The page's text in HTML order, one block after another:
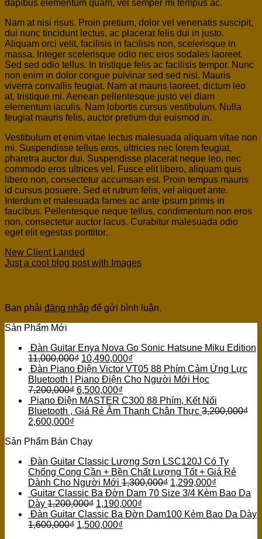
dapibus elementum quam, vel semper mi tempus ac.
Nam at nisi risus. Proin pretium, dolor vel venenatis suscipit,
dui nunc tincidunt lectus, ac placerat felis dui in justo.
Aliquam orci velit, facilisis in facilisis non, scelerisque in
massa. Integer scelerisque odio nec eros sodales laoreet.
Sed sed odio tellus. In tristique felis ac facilisis tempor. Nunc
non enim in dolor congue pulvinar sed sed nisi. Mauris
viverra convallis feugiat. Nam at mauris laoreet, dictum leo
at, tristique mi. Aenean pellentesque justo vel diam
elementum iaculis. Nam lobortis cursus vestibulum. Nulla
feugiat mauris felis, auctor pretium dui euismod in.
Vestibulum et enim vitae lectus malesuada aliquam vitae non
mi. Suspendisse tellus eros, ultricies nec lorem feugiat,
pharetra auctor dui. Suspendisse placerat neque leo, nec
commodo eros ultrices vel. Fusce elit libero, aliquam quis
libero non, consectetur accumsan est. Proin tempus mauris
id cursus posuere. Sed et rutrum felis, vel aliquet ante.
Interdum et malesuada fames ac ante ipsum primis in
faucibus. Pellentesque neque tellus, condimentum non eros
non, consectetur auctor lacus. Curabitur malesuada odio
eget elit egestas porttitor.
New Client Landed
Just a cool blog post with Images
Bạn phải đăng nhập để gửi bình luận.
Sản Phẩm Mới
Đàn Guitar Enya Nova Go Sonic Hatsune Miku Edition
11,000,000₫ 10,490,000₫
Đàn Piano Điện Victor VT05 88 Phím Cảm Ứng Lực
Bluetooth | Piano Điện Cho Người Mới Học
7,200,000₫ 6,500,000₫
Piano Điện MASTER C300 88 Phím, Kết Nối
Bluetooth , Giá Rẻ Âm Thanh Chân Thực 3,200,000₫
2,600,000₫
Sản Phẩm Bán Chạy
Đàn Guitar Classic Lương Sơn LSC120J Có Ty
Chống Cong Cần + Bền Chất Lượng Tốt + Giá Rẻ
Dành Cho Người Mới 1,300,000₫ 1,299,000₫
Guitar Classic Ba Đờn Dam 70 Size 3/4 Kèm Bao Da
Dày 1,200,000₫ 1,190,000₫
Đàn Guitar Classic Ba Đờn Dam100 Kèm Bao Da Dày
1,600,000₫ 1,500,000₫